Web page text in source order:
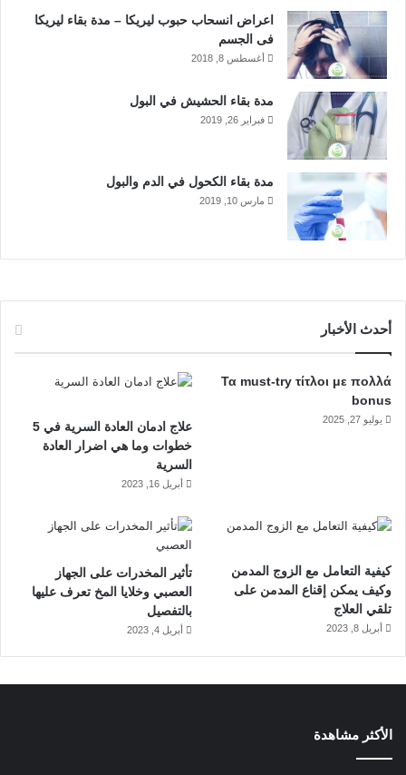
اعراض انسحاب حبوب ليريكا – مدة بقاء ليريكا
فى الجسم
أغسطس 8, 2018
مدة بقاء الحشيش في البول
فبراير 26, 2019
مدة بقاء الكحول في الدم والبول
مارس 10, 2019
أحدث الأخبار
Τα must-try τίτλοι με πολλά
bonus
يوليو 27, 2025
علاج ادمان العادة السرية في 5
خطوات وما هي اضرار العادة
السرية
أبريل 16, 2023
كيفية التعامل مع الزوج المدمن
وكيف يمكن إقناع المدمن على
تلقي العلاج
أبريل 8, 2023
تأثير المخدرات على الجهاز
العصبي وخلايا المخ تعرف عليها
بالتفصيل
أبريل 4, 2023
الأكثر مشاهدة